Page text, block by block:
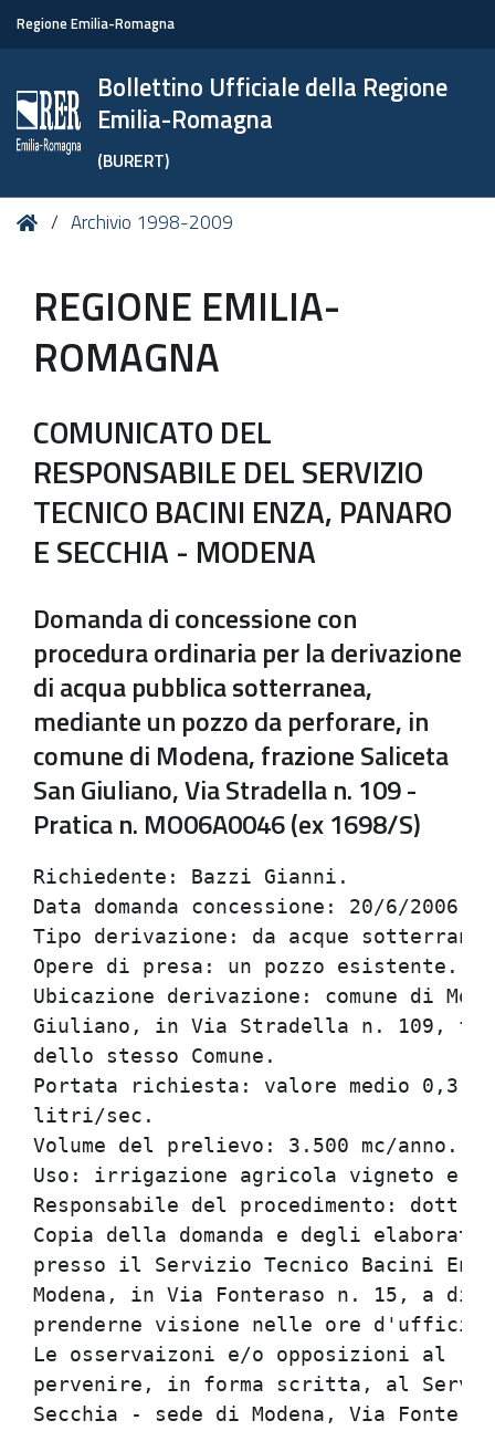
Regione Emilia-Romagna
Bollettino Ufficiale della Regione
Emilia-Romagna
(BURERT)
Tu HomeArchivio 1998-2009
REGIONE EMILIA-
ROMAGNA
COMUNICATO DEL
RESPONSABILE DEL SERVIZIO
TECNICO BACINI ENZA, PANARO
E SECCHIA - MODENA
Domanda di concessione con
procedura ordinaria per la derivazione
di acqua pubblica sotterranea,
mediante un pozzo da perforare, in
comune di Modena, frazione Saliceta
San Giuliano, Via Stradella n. 109 -
Pratica n. MO06A0046 (ex 1698/S)
Richiedente: Bazzi Gianni.
Data domanda concessione: 20/6/2006.
Tipo derivazione: da acque
Opere di presa: un pozzo esistente.
Ubicazione derivazione: comune di
Giuliano, in Via Stradella n. 109,
dello stesso Comune.
Portata richiesta: valore medio 0,3
litri/sec.
Volume del prelievo: 3.500 mc/anno.
Uso: irrigazione agricola vigneto e
Responsabile del procedimento: dott.
Copia della domanda e degli
presso il Servizio Tecnico Bacini
Modena, in Via Fonteraso n. 15, a
prenderne visione nelle ore d'ufficio.
Le osservaizoni e/o opposizioni al
pervenire, in forma scritta, al
Secchia - sede di Modena, Via